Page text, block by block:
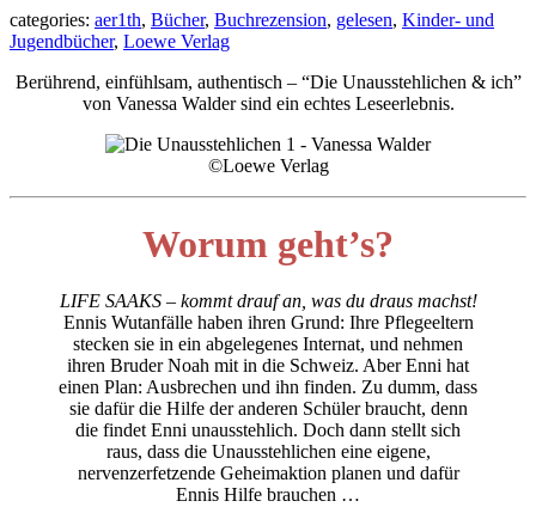
categories: aer1th, Bücher, Buchrezension, gelesen, Kinder- und
Jugendbücher, Loewe Verlag
Berührend, einfühlsam, authentisch – “Die Unausstehlichen & ich”
von Vanessa Walder sind ein echtes Leseerlebnis.
©Loewe Verlag
Worum geht’s?
LIFE SAAKS – kommt drauf an, was du draus machst!
Ennis Wutanfälle haben ihren Grund: Ihre Pflegeeltern
stecken sie in ein abgelegenes Internat, und nehmen
ihren Bruder Noah mit in die Schweiz. Aber Enni hat
einen Plan: Ausbrechen und ihn finden. Zu dumm, dass
sie dafür die Hilfe der anderen Schüler braucht, denn
die findet Enni unausstehlich. Doch dann stellt sich
raus, dass die Unausstehlichen eine eigene,
nervenzerfetzende Geheimaktion planen und dafür
Ennis Hilfe brauchen …